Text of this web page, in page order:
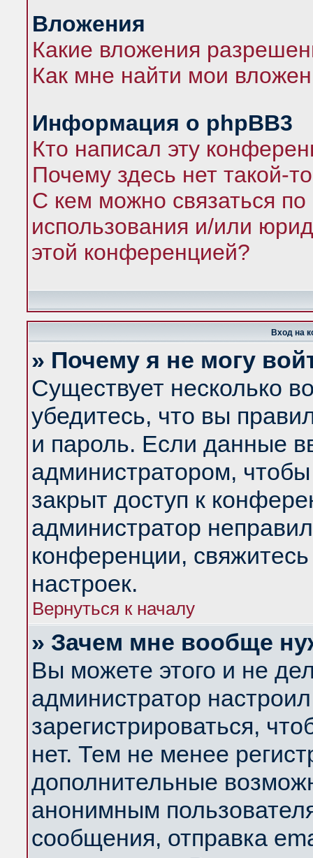
Вложения
Какие вложения
Как мне найти мои
Информация о phpBB3
Кто написал эту
Почему здесь нет такой-
С кем можно связаться по
использования и/или
этой конференцией?
Вход на
» Почему я не могу
Существует несколько
убедитесь, что вы
и пароль. Если данные
администратором,
закрыт доступ к
администратор
конференции,
настроек.
Вернуться к началу
» Зачем мне вообще
Вы можете этого и не
администратор
зарегистрироваться,
нет. Тем не менее
дополнительные
анонимным
сообщения, отправка